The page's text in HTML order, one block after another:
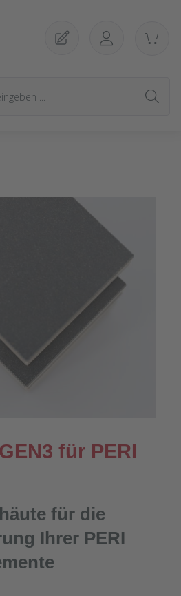
für PERI
für die
Ihrer PERI